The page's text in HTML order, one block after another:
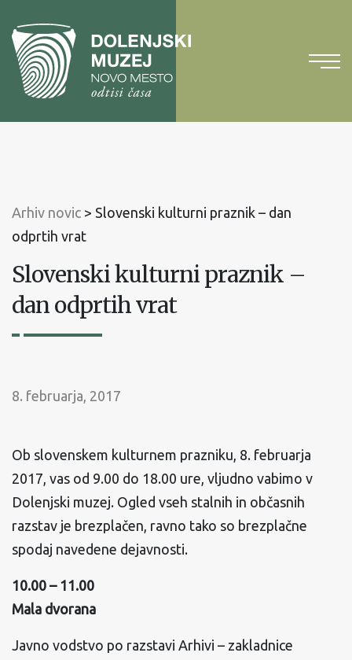
vsebinoNa
glavni
meni
Arhiv novic > Slovenski kulturni praznik – dan
odprtih vrat
Slovenski kulturni praznik –
dan odprtih vrat
8. februarja, 2017
Ob slovenskem kulturnem prazniku, 8. februarja
2017, vas od 9.00 do 18.00 ure, vljudno vabimo v
Dolenjski muzej. Ogled vseh stalnih in občasnih
razstav je brezplačen, ravno tako so brezplačne
spodaj navedene dejavnosti.
10.00 – 11.00
Mala dvorana
Javno vodstvo po razstavi Arhivi – zakladnice